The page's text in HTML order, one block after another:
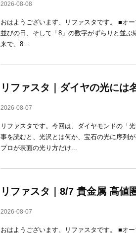
2026-08-08
おはようございます、リファスタです。 ■オ
並びの日、そして「8」の数字がずらりと並
来で、8...
リファスタ｜ダイヤの光には
2026-08-07
リファスタです。今回は、ダイヤモンドの「
事を読むと、光沢とは何か、宝石の光に序列
プロが表面の光り方だけ...
リファスタ｜8/7 貴金属 高値
2026-08-07
おはようございます、リファスタです。 ■オ